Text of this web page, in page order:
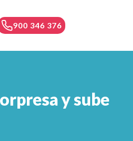
900 346 376
y sube